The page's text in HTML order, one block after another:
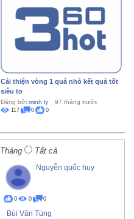
Cải thiện vòng 1 quá nhỏ kết quả tốt
siêu to
Đăng bởi minh ly 97 tháng trước
117 0 0
Tháng Tất cả
Nguyễn quốc huy
0 0 0
Bùi Văn Tùng